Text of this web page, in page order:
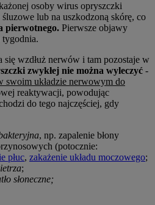
osoby wirus opryszczki
lub na uszkodzoną skórę, co
pierwotnego. Pierwsze objawy
się wzdłuż nerwów i tam pozostaje w
zwykłej nie można wyleczyć -
swoim układzie nerwowym do
reaktywacji, powodując
do tego najczęściej, gdy
, np. zapalenie błony
(potocznie:
płuc, zakażenie układu moczowego;
;
słoneczne;